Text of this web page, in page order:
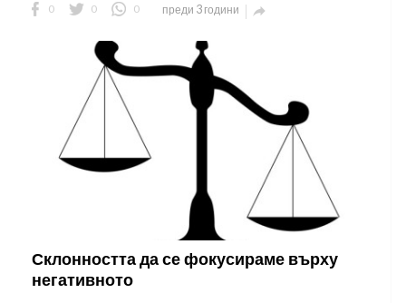
0 0 0 преди 3 години 
Склонността да се фокусираме върху
негативното